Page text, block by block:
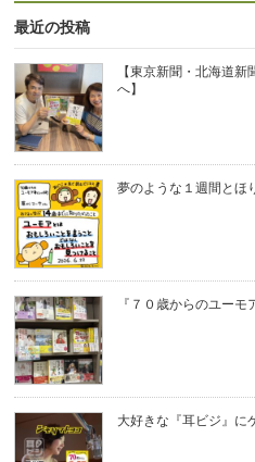
最近の投稿
【東京新聞・北海道
へ】
夢のような１週間とほ
『７０歳からのユーモ
大好きな『耳ビジ』に